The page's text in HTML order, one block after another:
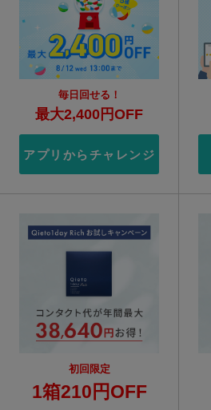
毎日回せる！
最大2,400円OFF
アプリからチャレンジ
初回限定
1箱210円OFF